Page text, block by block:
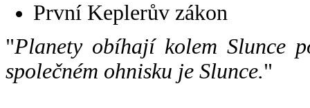
První Keplerův zákon
"Planety obíhají kolem Slunce
společném ohnisku je Slunce."